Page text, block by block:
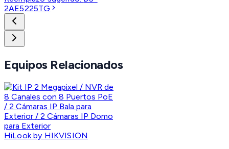
2AE5225TG
Equipos Relacionados
HiLook by HIKVISION